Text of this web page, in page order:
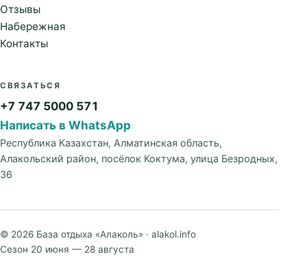
Отзывы
Набережная
Контакты
СВЯЗАТЬСЯ
+7 747 5000 571
Написать в WhatsApp
Республика Казахстан, Алматинская область,
Алакольский район, посёлок Коктума, улица Безродных,
36
© 2026 База отдыха «Алаколь» · alakol.info
Сезон 20 июня — 28 августа